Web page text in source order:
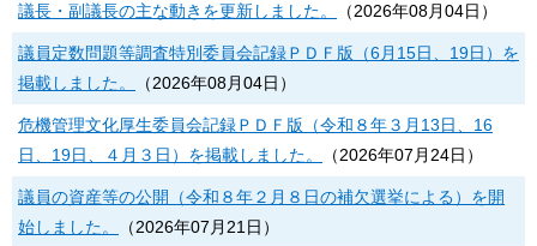
議長・副議長の主な動きを更新しました。 （2026年08月04日 ）
議員定数問題等調査特別委員会記録ＰＤＦ版（6月15日、19日）を
掲載しました。
（2026年08月04日 ）
危機管理文化厚生委員会記録ＰＤＦ版（令和８年３月13日、16
日、19日、４月３日）を掲載しました。
（2026年07月24日 ）
議員の資産等の公開（令和８年２月８日の補欠選挙による）を開
始しました。
（2026年07月21日 ）